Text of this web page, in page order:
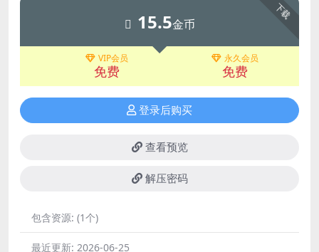
下载
15.5金币
VIP会员
免费
永久会员
免费
登录后购买
查看预览
解压密码
包含资源: (1个)
最近更新: 2026-06-25